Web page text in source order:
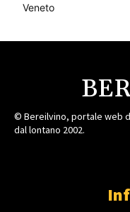
Veneto
© Bereilvino, portale web
dal lontano 2002.